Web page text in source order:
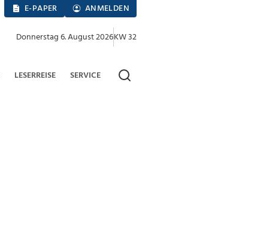
E-PAPER ANMELDEN
Donnerstag 6. August 2026KW 32
LESERREISE SERVICE